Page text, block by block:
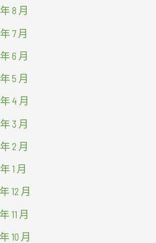
8 月
7 月
6 月
5 月
4 月
3 月
2 月
1 月
12 月
11 月
10 月